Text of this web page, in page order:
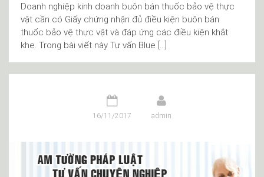
Doanh nghiệp kinh doanh buôn bán thuốc bảo vệ thực
vật cần có Giấy chứng nhận đủ điều kiện buôn bán
thuốc bảo vệ thực vật và đáp ứng các điều kiện khắt
khe. Trong bài viết này Tư vấn Blue […]
16/11/2017 admin